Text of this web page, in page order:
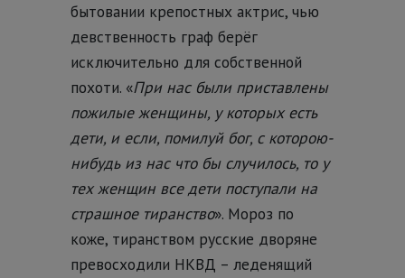
бытовании крепостных актрис, чью
девственность граф берёг
исключительно для собственной
похоти. «При нас были приставлены
пожилые женщины, у которых есть
дети, и если, помилуй бог, с которою-
нибудь из нас что бы случилось, то у
тех женщин все дети поступали на
страшное тиранство». Мороз по
коже, тиранством русские дворяне
превосходили НКВД – леденящий